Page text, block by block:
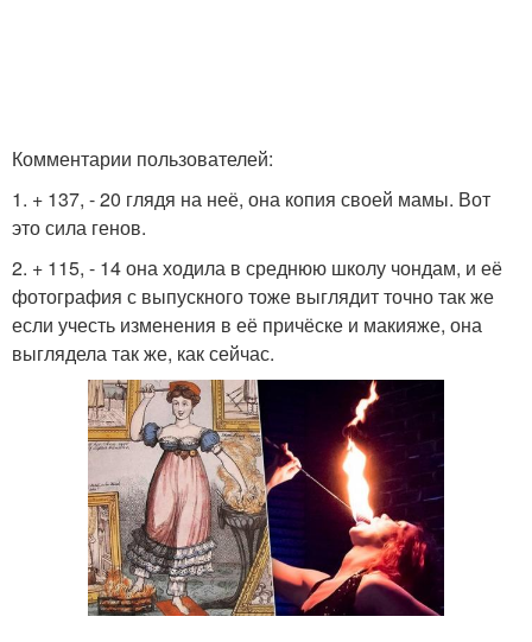
Комментарии пользователей:
1. + 137, - 20 глядя на неё, она копия своей мамы. Вот
это сила генов.
2. + 115, - 14 она ходила в среднюю школу чондам, и её
фотография с выпускного тоже выглядит точно так же
если учесть изменения в её причёске и макияже, она
выглядела так же, как сейчас.